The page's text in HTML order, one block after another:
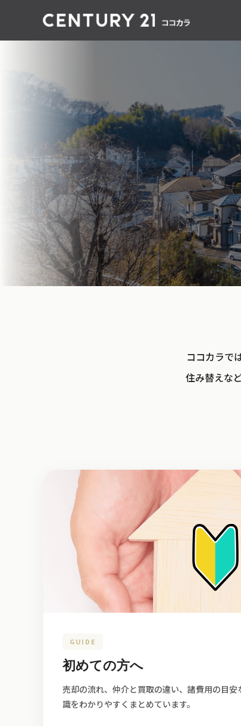
ココカラで
住み替えな
GUIDE
初めての方へ
売却の流れ、仲介と買取の違い、諸費用の目
識をわかりやすくまとめています。